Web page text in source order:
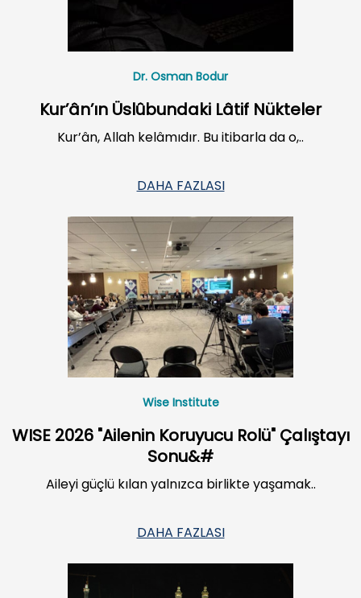
Dr. Osman Bodur
Kur’ân’ın Üslûbundaki Lâtif Nükteler
Kur’ân, Allah kelâmıdır. Bu itibarla da o,..
DAHA FAZLASI
Wise Institute
WISE 2026 "Ailenin Koruyucu Rolü" Çalıştayı
Sonu&#
Aileyi güçlü kılan yalnızca birlikte yaşamak..
DAHA FAZLASI